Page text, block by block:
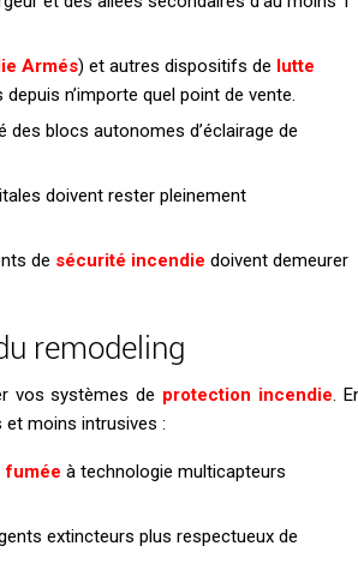
Armés) et autres dispositifs de lutte
n’importe quel point de vente.
des blocs autonomes d’éclairage de
doivent rester pleinement
de sécurité incendie doivent demeurer
remodeling
vos systèmes de protection incendie.
moins intrusives :
fumée à technologie multicapteurs
extincteurs plus respectueux de